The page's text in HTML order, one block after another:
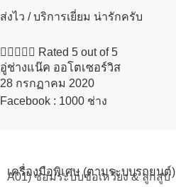
ส่งไว / บริการเยี่ยม น่ารักครับ
     Rated 5 out of 5
อู่ช่างแน๊ค ออโตเซอร์วิส
28 กรกฏาคม 2020​
Facebook : 1000 ช่าง
เครื่องมือพิเศษ (ตามระบบรถยนต์)
A01) ซ่อมระบบข้อเหวี่ยง & ลูกสูบ